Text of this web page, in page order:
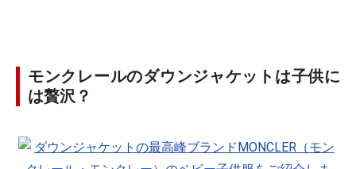
モンクレールのダウンジャケットは子供に
は贅沢？